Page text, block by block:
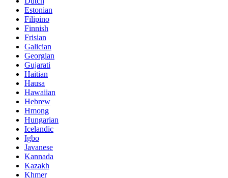
Estonian
Filipino
Finnish
Frisian
Galician
Georgian
Gujarati
Haitian
Hausa
Hawaiian
Hebrew
Hmong
Hungarian
Icelandic
Igbo
Javanese
Kannada
Kazakh
Khmer